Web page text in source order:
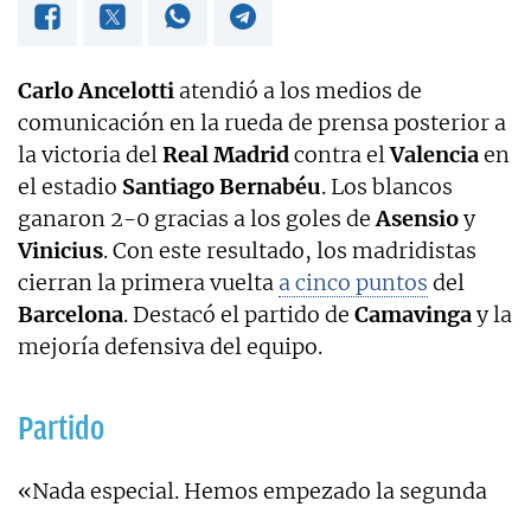
Carlo Ancelotti atendió a los medios de
comunicación en la rueda de prensa posterior a
la victoria delReal Madridcontra elValenciaen
el estadio Santiago Bernabéu. Los blancos
ganaron 2-0 gracias a los goles deAsensioy
Vinicius. Con este resultado, los madridistas
cierran la primera vuelta a cinco puntos del
Barcelona. Destacó el partido de Camavingay la
mejoría defensiva del equipo.
Partido
«Nada especial. Hemos empezado la segunda